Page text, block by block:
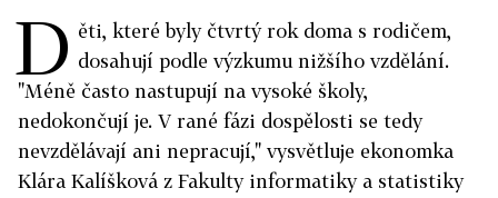
D ěti, které byly čtvrtý rok doma s rodičem,
dosahují podle výzkumu nižšího vzdělání.
"Méně často nastupují na vysoké školy,
nedokončují je. V rané fázi dospělosti se tedy
nevzdělávají ani nepracují," vysvětluje ekonomka
Klára Kalíšková z Fakulty informatiky a statistiky